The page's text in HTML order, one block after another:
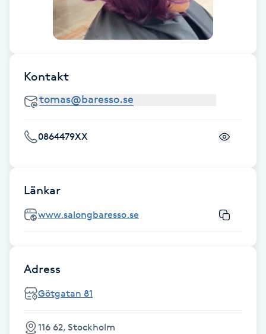
Kroppspeeling
Kärlbehandling
Laserbehandling
LED-ljusterapi
Liktornar
LPG
Kontakt
0864479XX
Länkar
www.salongbaresso.se
Adress
Götgatan 81
116 62, Stockholm